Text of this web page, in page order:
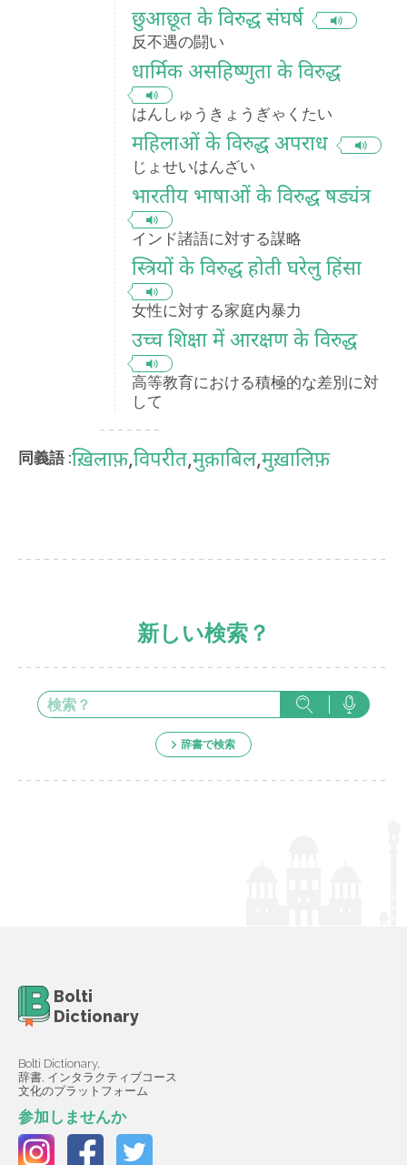
छुआछूत के विरुद्ध संघर्ष
反不遇の闘い
धार्मिक असहिष्णुता के विरुद्ध
はんしゅうきょうぎゃくたい
महिलाओं के विरुद्ध अपराध
じょせいはんざい
भारतीय भाषाओं के विरुद्ध षड्यंत्र
インド諸語に対する謀略
स्त्रियों के विरुद्ध होती घरेलु हिंसा
女性に対する家庭内暴力
उच्च शिक्षा में आरक्षण के विरुद्ध
高等教育における積極的な差別に対
して
同義語 :ख़िलाफ़,विपरीत,मुक़ाबिल,मुख़ालिफ़
新しい検索？
辞書で検索
Bolti
Dictionary
Bolti Dictionary,
辞書, インタラクティブコース
文化のプラットフォーム
参加しませんか